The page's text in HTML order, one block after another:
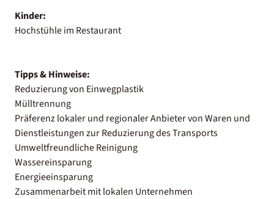
Kinder:
Hochstühle im Restaurant
Tipps & Hinweise:
Reduzierung von Einwegplastik
Mülltrennung
Präferenz lokaler und regionaler Anbieter von Waren und
Dienstleistungen zur Reduzierung des Transports
Umweltfreundliche Reinigung
Wassereinsparung
Energieeinsparung
Zusammenarbeit mit lokalen Unternehmen